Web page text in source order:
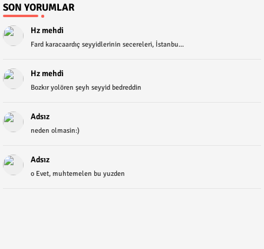
SON YORUMLAR
Hz mehdi
Fard karacaardıç seyyidlerinin secereleri, İstanbu...
Hz mehdi
Bozkır yolören şeyh seyyid bedreddin
Adsız
neden olmasin:)
Adsız
o Evet, muhtemelen bu yuzden